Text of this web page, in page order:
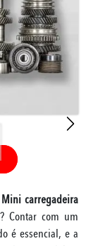
Mini carregadeira
? Contar com um
é essencial, e a